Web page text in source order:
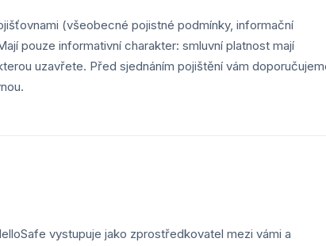
(všeobecné pojistné podmínky, informační
pouze informativní charakter: smluvní platnost mají
uzavřete. Před sjednáním pojištění vám
vystupuje jako zprostředkovatel mezi vámi a